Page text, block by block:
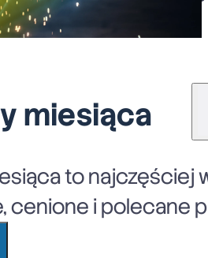
miesiąca
to najczęściej
cenione i polecane